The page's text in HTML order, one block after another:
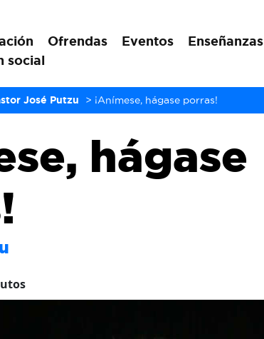
Ofrendas Eventos
Enseñanzas
social
José Putzu > ¡Anímese, hágase porras!
hágase